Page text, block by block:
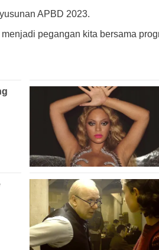
APBD 2023.
pegangan kita bersama